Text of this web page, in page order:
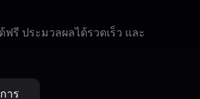
รี ประมวลผลได้รวดเร็ว และ
าร